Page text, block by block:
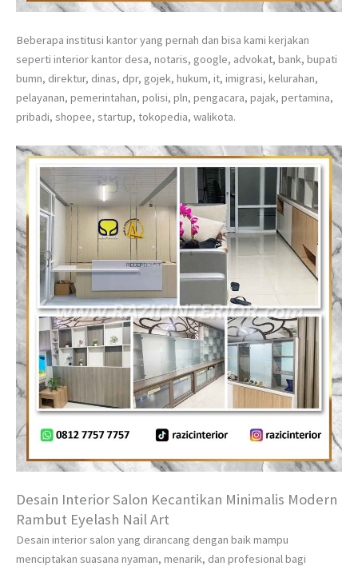
Beberapa institusi kantor yang pernah dan bisa kami kerjakan
seperti interior kantor desa, notaris, google, advokat, bank, bupati
bumn, direktur, dinas, dpr, gojek, hukum, it, imigrasi, kelurahan,
pelayanan, pemerintahan, polisi, pln, pengacara, pajak, pertamina,
pribadi, shopee, startup, tokopedia, walikota.
Desain Interior Salon Kecantikan Minimalis Modern
Rambut Eyelash Nail Art
Desain interior salon yang dirancang dengan baik mampu
menciptakan suasana nyaman, menarik, dan profesional bagi